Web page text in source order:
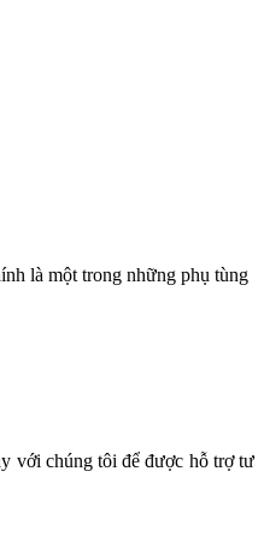
là một trong những phụ tùng
với chúng tôi để được hỗ trợ tư